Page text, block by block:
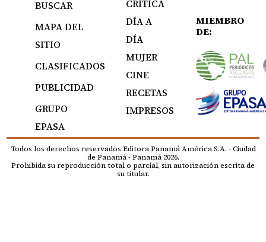
BUSCAR
MAPA DEL
SITIO
CLASIFICADOS
PUBLICIDAD
GRUPO
EPASA
CRÍTICA
DÍA A
DÍA
MUJER
CINE
RECETAS
IMPRESOS
MIEMBRO
DE:
Todos los derechos reservados Editora Panamá América S.A. - Ciudad
de Panamá - Panamá 2026.
Prohibida su reproducción total o parcial, sin autorización escrita de
su titular.